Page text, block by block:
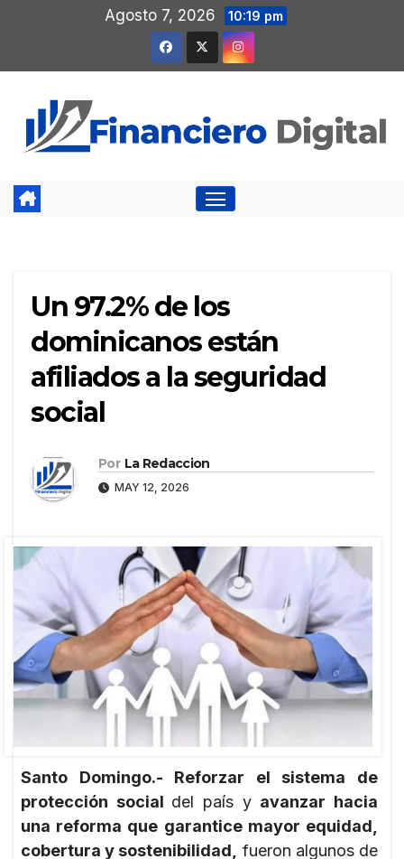
contenido
Agosto 7, 2026 10:19 pm
Un 97.2% de los
dominicanos están
afiliados a la seguridad
social
Por La Redaccion
MAY 12, 2026
Santo Domingo.- Reforzar el sistema de
protección social del país y avanzar hacia
una reforma que garantice mayor equidad,
cobertura y sostenibilidad,
fueron algunos de